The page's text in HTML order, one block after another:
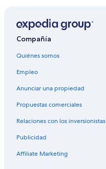
Compañía
Quiénes somos
Empleo
Anunciar una propiedad
Propuestas comerciales
Relaciones con los inversionistas
Publicidad
Affiliate Marketing